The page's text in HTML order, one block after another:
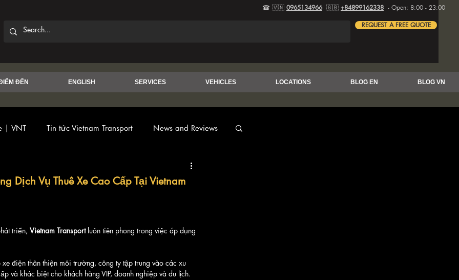
☎ 🇻🇳 0965134966🇬🇧 +84899162338 - Open: 8:00 - 23:00
REQUEST A FREE QUOTE
ĐẾN ENGLISH SERVICES VEHICLES LOCATIONS BLOG EN BLOG VN
| VNT Tin tức Vietnam Transport News and Reviews
Dịch Vụ Thuê Xe Cao Cấp Tại Vietnam
triển, Vietnam Transport luôn tiên phong trong việc áp dụng
điện thân thiện môi trường, công ty tập trung vào các xu
và khác biệt cho khách hàng VIP, doanh nghiệp và du lịch.